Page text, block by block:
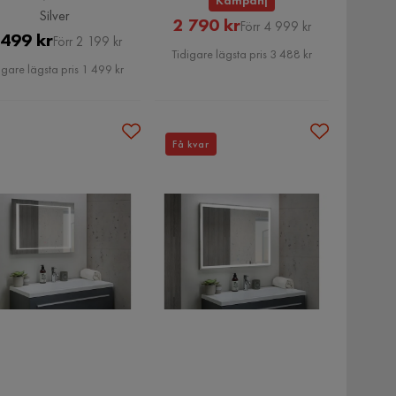
Silver
Pris
krOriginal
Pris
Förr 2 199 kr
lägsta pris 1 499 kr
Rabatterat
Pris
2 790 krOriginal
Pris
Förr 4 999 kr
Tidigare lägsta pris 3 488 kr
Få kvar